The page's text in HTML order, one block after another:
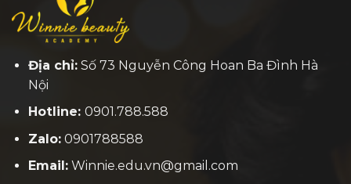
Địa chỉ:Số 73 Nguyễn Công Hoan Ba Đình Hà
Nội
Hotline: 0901.788.588
Zalo:0901788588
Email:Winnie.edu.vn@gmail.com